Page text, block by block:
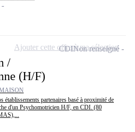
/
(H/F)
établissements partenaires basé à proximité de
d'un Psychomotricien H/F, en CDI. (80
CDINon renseigné
Ajouter cette offre à ma sélection